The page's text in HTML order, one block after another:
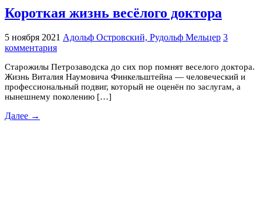
Короткая жизнь весёлого доктора
5 ноября 2021 Адольф Островский, Рудольф Мельцер 3
комментария
Старожилы Петрозаводска до сих пор помнят веселого доктора.
Жизнь Виталия Наумовича Финкельштейна — человеческий и
профессиональный подвиг, который не оценён по заслугам, а
нынешнему поколению […]
Далее →